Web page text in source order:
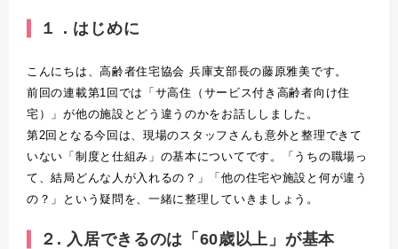
１．はじめに
こんにちは、高齢者住宅協会 兵庫支部長の藤原雅美です。
前回の連載第1 回では「サ高住（サービス付き高齢者向け住
宅）」が他の施設とどう違うのかをお話ししました。
第2回となる今回は、現場のスタッフさんも意外と整理できて
いない「制度と仕組み」の基本についてです。「うちの職場っ
て、結局どんな人が入れるの？」「他の住宅や施設と何が違う
の？」という疑問を、一緒に整理していきましょう。
２. 入居できるのは「60歳以上」が基本